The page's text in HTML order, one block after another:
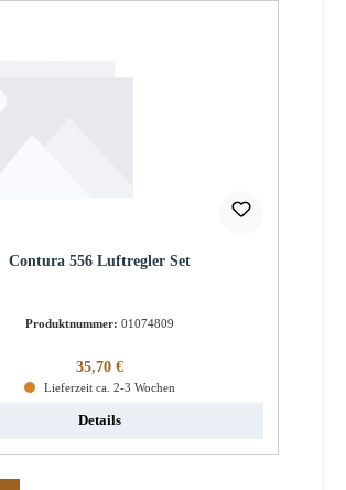
Contura 556 Luftregler Set
Produktnummer: 01074809
Regulärer Preis:
35,70 €
Lieferzeit ca. 2-3 Wochen
Details